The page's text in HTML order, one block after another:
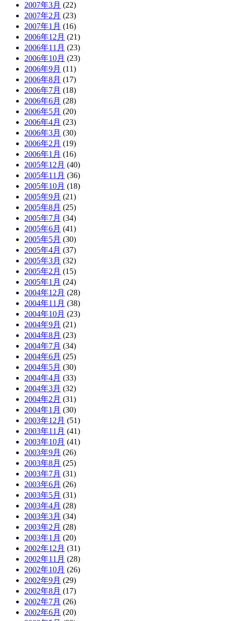
2007年3月 (22)
2007年2月 (23)
2007年1月 (16)
2006年12月 (21)
2006年11月 (23)
2006年10月 (23)
2006年9月 (11)
2006年8月 (17)
2006年7月 (18)
2006年6月 (28)
2006年5月 (20)
2006年4月 (23)
2006年3月 (30)
2006年2月 (19)
2006年1月 (16)
2005年12月 (40)
2005年11月 (36)
2005年10月 (18)
2005年9月 (21)
2005年8月 (25)
2005年7月 (34)
2005年6月 (41)
2005年5月 (30)
2005年4月 (37)
2005年3月 (32)
2005年2月 (15)
2005年1月 (24)
2004年12月 (28)
2004年11月 (38)
2004年10月 (23)
2004年9月 (21)
2004年8月 (23)
2004年7月 (34)
2004年6月 (25)
2004年5月 (30)
2004年4月 (33)
2004年3月 (32)
2004年2月 (31)
2004年1月 (30)
2003年12月 (51)
2003年11月 (41)
2003年10月 (41)
2003年9月 (26)
2003年8月 (25)
2003年7月 (31)
2003年6月 (26)
2003年5月 (31)
2003年4月 (28)
2003年3月 (34)
2003年2月 (28)
2003年1月 (20)
2002年12月 (31)
2002年11月 (28)
2002年10月 (26)
2002年9月 (29)
2002年8月 (17)
2002年7月 (26)
2002年6月 (20)